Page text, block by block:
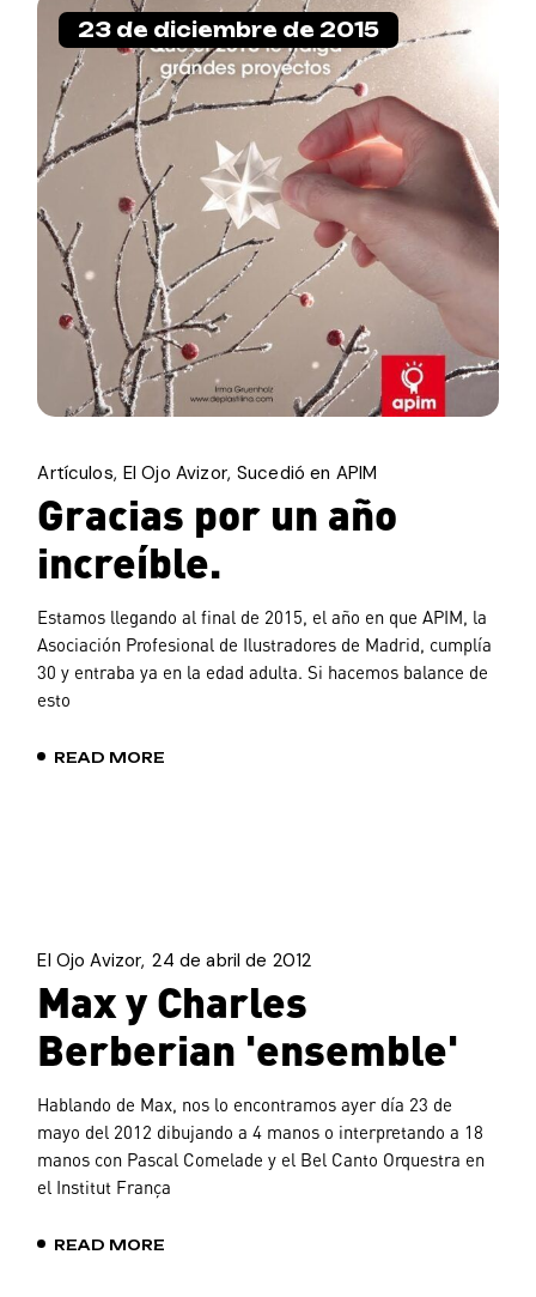
23 de diciembre de 2015
Artículos El Ojo Avizor Sucedió en APIM
Gracias por un año
increíble.
Estamos llegando al final de 2015, el año en que APIM, la
Asociación Profesional de Ilustradores de Madrid, cumplía
30 y entraba ya en la edad adulta. Si hacemos balance de
esto
READ MORE
El Ojo Avizor 24 de abril de 2012
Max y Charles
Berberian 'ensemble'
Hablando de Max, nos lo encontramos ayer día 23 de
mayo del 2012 dibujando a 4 manos o interpretando a 18
manos con Pascal Comelade y el Bel Canto Orquestra en
el Institut França
READ MORE